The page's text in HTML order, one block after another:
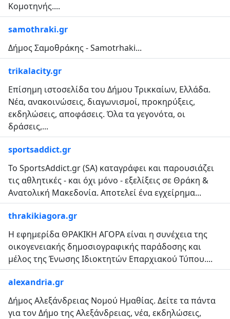
Κομοτηνής....
samothraki.gr
Δήμος Σαμοθράκης - Samotrhaki...
trikalacity.gr
Επίσημη ιστοσελίδα του Δήμου Τρικκαίων, Ελλάδα.
Νέα, ανακοινώσεις, διαγωνισμοί, προκηρύξεις,
εκδηλώσεις, αποφάσεις. Όλα τα γεγονότα, οι
δράσεις,...
sportsaddict.gr
Το SportsAddict.gr (SA) καταγράφει και παρουσιάζει
τις αθλητικές - και όχι μόνο - εξελίξεις σε Θράκη &
Ανατολική Μακεδονία. Αποτελεί ένα εγχείρημα...
thrakikiagora.gr
Η εφημερίδα ΘΡΑΚΙΚΗ ΑΓΟΡΑ είναι η συνέχεια της
οικογενειακής δημοσιογραφικής παράδοσης και
μέλος της Ένωσης Ιδιοκτητών Επαρχιακού Τύπου....
alexandria.gr
Δήμος Αλεξάνδρειας Νομού Ημαθίας. Δείτε τα πάντα
για τον Δήμο της Αλεξάνδρειας, νέα, εκδηλώσεις,